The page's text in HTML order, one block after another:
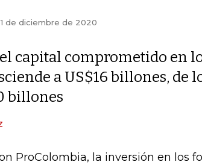
de diciembre de 2020
capital comprometido en
a US$16 billones, de
billones
ProColombia, la inversión en los